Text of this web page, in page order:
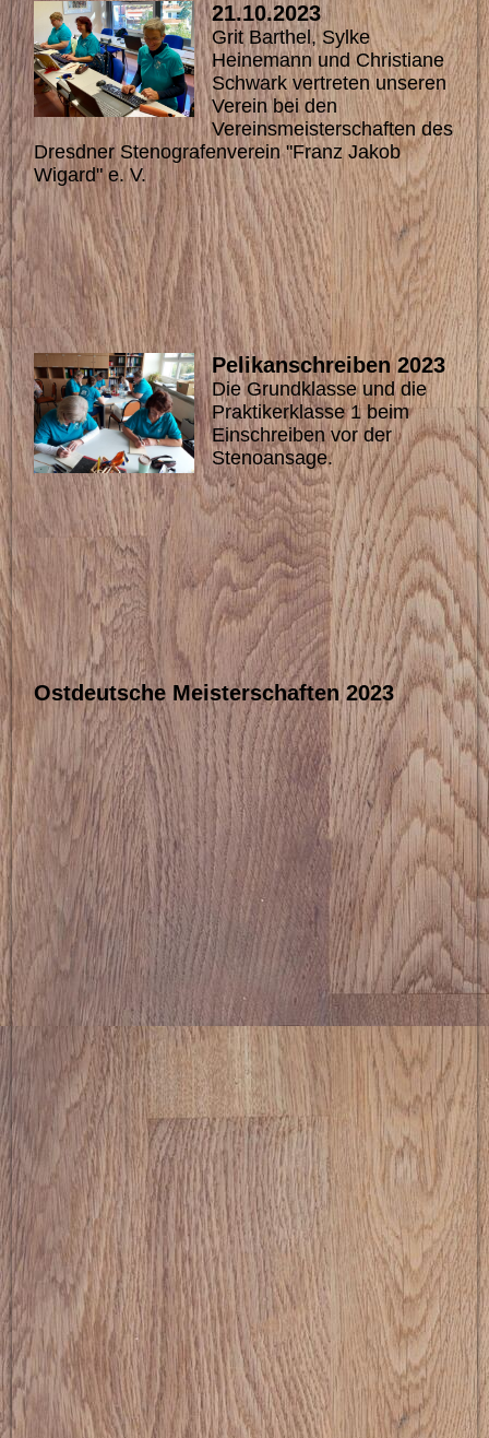
21.10.2023
Grit Barthel, Sylke
Heinemann und Christiane
Schwark vertreten unseren
Verein bei den
Vereinsmeisterschaften des
Dresdner Stenografenverein "Franz Jakob
Wigard" e. V.
Pelikanschreiben 2023
Die Grundklasse und die
Praktikerklasse 1 beim
Einschreiben vor der
Stenoansage.
Ostdeutsche Meisterschaften 2023
Die Erstplatzierten in der Gesamtwertung